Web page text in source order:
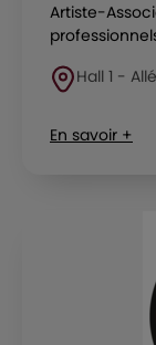
Artiste-
Hall 1 -
En savoir +